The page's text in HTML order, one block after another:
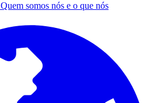
Quem somos nós e o que nós